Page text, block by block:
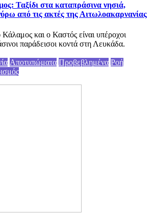
Ταξίδι στα καταπράσινα νησιά,
από τις ακτές της Αιτωλοακαρνανίας
και ο Καστός είναι υπέροχοι
παράδεισοι κοντά στη Λευκάδα.
Αποτυπώματα Προβεβλημένα Ροή